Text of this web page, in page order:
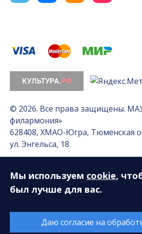
© 2026. Все права защищены. МАУ
филармония»
628408, ХМАО-Югра, Тюменская
ул. Энгельса, 18
Разработка сайта — Интернет-
«Делиссимо»
Обслуживание сайта —А1
Мы используем cookie,
был лучше для вас.
Даю согласие на